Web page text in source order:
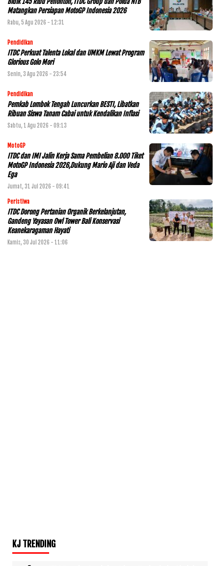
Matangkan Persiapan MotoGP Indonesia 2026
Rabu, 5 Agu 2026 - 12:31
Pendidikan
ITDC Perkuat Talenta Lokal dan UMKM Lewat Program
Glorious Golo Mori
Senin, 3 Agu 2026 - 23:54
Pendidikan
Pemkab Lombok Tengah Luncurkan BESTI, Libatkan
Ribuan Siswa Tanam Cabai untuk Kendalikan Inflasi
Sabtu, 1 Agu 2026 - 09:13
MotoGP
ITDC dan IMI Jalin Kerja Sama Pembelian 8.000 Tiket
MotoGP Indonesia 2026,Dukung Mario Aji dan Veda
Ega
Jumat, 31 Jul 2026 - 09:41
Peristiwa
ITDC Dorong Pertanian Organik Berkelanjutan,
Gandeng Yayasan Owl Tower Bali Konservasi
Keanekaragaman Hayati
Kamis, 30 Jul 2026 - 11:06
KJ TRENDING